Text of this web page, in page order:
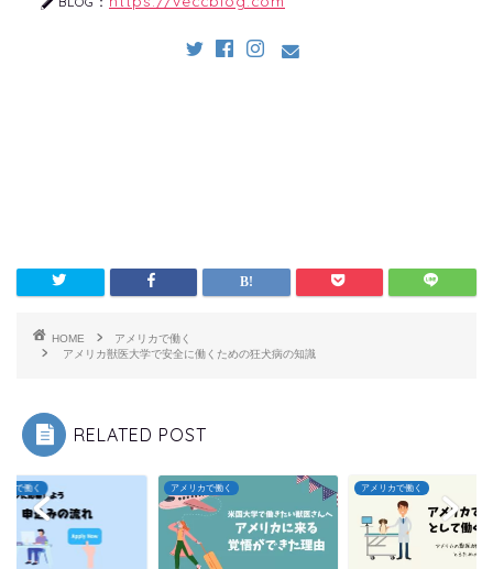
HOME
アメリカで働く
アメリカ獣医大学で安全に働くための狂犬病の知識
RELATED POST
カで働く アメリカで働く アメリカで働く